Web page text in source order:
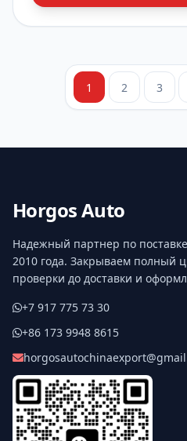
1 2 3
Horgos Auto
Надежный партнер по
2010 года. Закрываем полный
проверки до доставки и
+7 917 775 73 30
+86 173 9948 8615